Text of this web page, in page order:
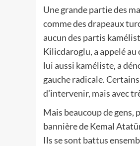
Une grande partie des
comme des drapeaux
aucun des partis
Kilicdaroglu, a appelé
lui aussi kaméliste, a
gauche radicale.
d’intervenir, mais avec
Mais beaucoup de
bannière de Kemal
Ils se sont battus